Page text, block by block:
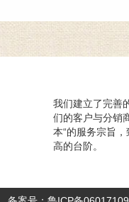
我们建立了完善
们的客户与分销
本“的服务宗旨
高的台阶。